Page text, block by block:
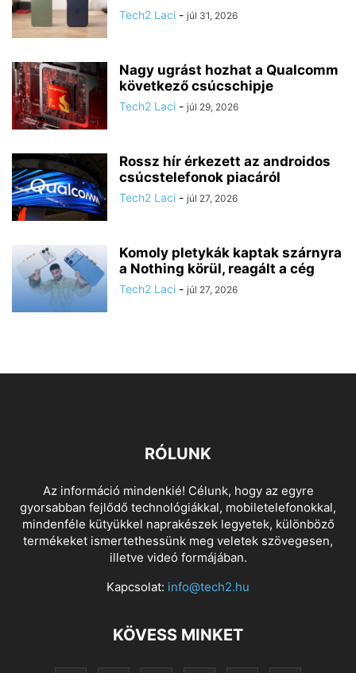
Tech2 Laci - júl 31, 2026
Nagy ugrást hozhat a Qualcomm
következő csúcschipje
Tech2 Laci - júl 29, 2026
Rossz hír érkezett az androidos
csúcstelefonok piacáról
Tech2 Laci - júl 27, 2026
Komoly pletykák kaptak szárnyra
a Nothing körül, reagált a cég
Tech2 Laci - júl 27, 2026
RÓLUNK
Az információ mindenkié! Célunk, hogy az egyre
gyorsabban fejlődő technológiákkal, mobiletelefonokkal,
mindenféle kütyükkel naprakészek legyetek, különböző
termékeket ismertethessünk meg veletek szövegesen,
illetve videó formájában.
Kapcsolat: info@tech2.hu
KÖVESS MINKET